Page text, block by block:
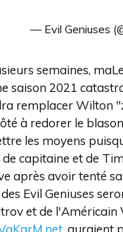
— Evil Geniuses
semaines,
saison 2021
remplacer Wilton
à redorer le
les moyens
capitaine et de
après avoir tenté
Evil Geniuses
et de
, auraient